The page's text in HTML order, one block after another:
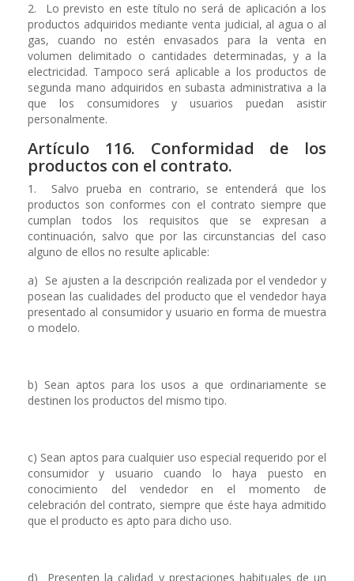
2. Lo previsto en este título no será de aplicación a los
productos adquiridos mediante venta judicial, al agua o al
gas, cuando no estén envasados para la venta en
volumen delimitado o cantidades determinadas, y a la
electricidad. Tampoco será aplicable a los productos de
segunda mano adquiridos en subasta administrativa a la
que los consumidores y usuarios puedan asistir
personalmente.
Artículo 116. Conformidad de los
productos con el contrato.
1. Salvo prueba en contrario, se entenderá que los
productos son conformes con el contrato siempre que
cumplan todos los requisitos que se expresan a
continuación, salvo que por las circunstancias del caso
alguno de ellos no resulte aplicable:
a) Se ajusten a la descripción realizada por el vendedor y
posean las cualidades del producto que el vendedor haya
presentado al consumidor y usuario en forma de muestra
o modelo.
b) Sean aptos para los usos a que ordinariamente se
destinen los productos del mismo tipo.
c) Sean aptos para cualquier uso especial requerido por el
consumidor y usuario cuando lo haya puesto en
conocimiento del vendedor en el momento de
celebración del contrato, siempre que éste haya admitido
que el producto es apto para dicho uso.
d) Presenten la calidad y prestaciones habituales de un